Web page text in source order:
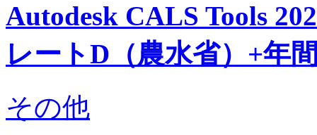
Autodesk CALS Tools
レートD（農水省）+年
その他